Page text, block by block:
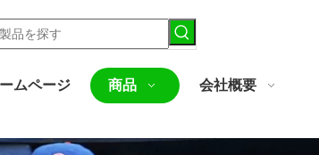
ムページ 商品 会社概要